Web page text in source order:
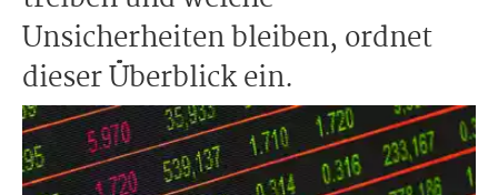
Unsicherheiten bleiben, ordnet
dieser Überblick ein.